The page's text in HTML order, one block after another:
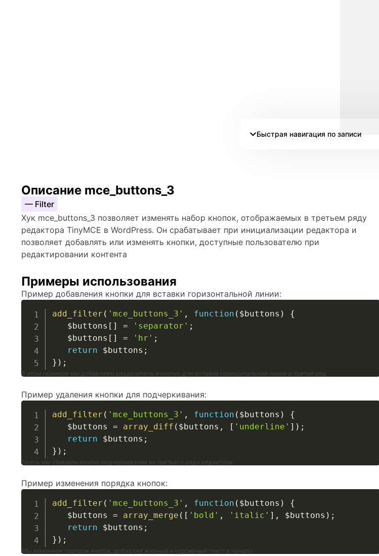
Быстрая навигация по записи
Описание mce_buttons_3
— Filter
Хук mce_buttons_3 позволяет изменять набор кнопок, отображаемых в третьем ряду
редактора TinyMCE в WordPress. Он срабатывает при инициализации редактора и
позволяет добавлять или изменять кнопки, доступные пользователю при
редактировании контента
Примеры использования
Пример добавления кнопки для вставки горизонтальной линии:
add_filter ( 'mce_buttons_3' , function ( $buttons )
{
$buttons [ ] = 'separator' ;
$buttons [ ] = 'hr' ;
return
$buttons ;
} ) ;
В этом примере мы добавляем разделитель и кнопку для вставки горизонтальной линии в третий ряд
Пример удаления кнопки для подчеркивания:
add_filter ( 'mce_buttons_3' , function ( $buttons )
{
$buttons
= array_diff ( $buttons , [ 'underline' ] ) ;
return
$buttons ;
} ) ;
Здесь мы убираем кнопку подчеркивания из третьего ряда редактора
Пример изменения порядка кнопок:
add_filter ( 'mce_buttons_3' , function ( $buttons )
{
$buttons
= array_merge ( [ 'bold' , 'italic' ] , $buttons ) ;
return
$buttons ;
} ) ;
Мы изменяем порядок кнопок, добавляя жирный и курсивный текст в начало